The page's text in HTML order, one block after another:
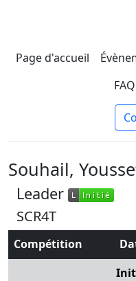
Page d'accueil
FAQ
Souhail,
Leader L
L Initié
Initié
SCR4T
Compétition